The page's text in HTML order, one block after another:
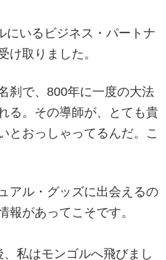
にいるビジネス・パートナ
け取りました。
刹で、800年に一度の大法
る。その導師が、とても貴
とおっしゃってるんだ。こ
アル・グッズに出会えるの
報があってこそです。
私はモンゴルへ飛びまし